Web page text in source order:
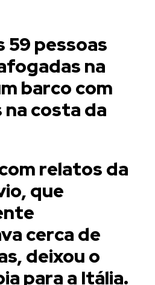
59 pessoas
na
barco com
costa da
relatos da
que
cerca de
deixou o
para a Itália.